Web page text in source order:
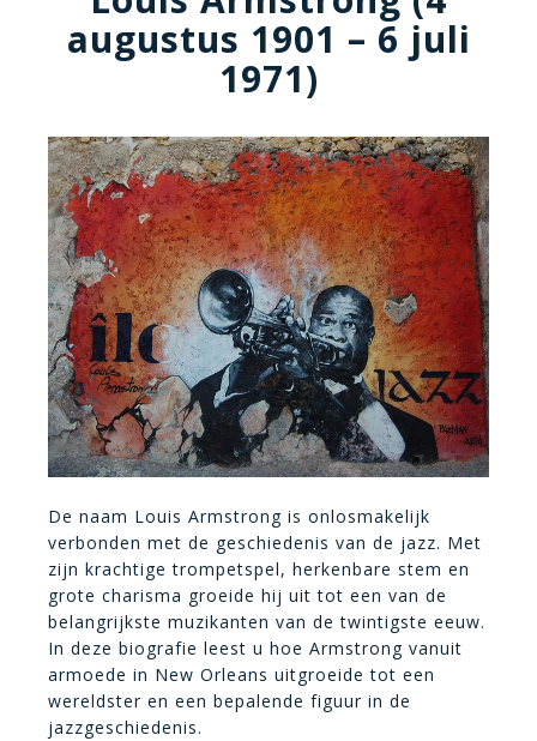
augustus 1901 – 6 juli
1971)
De naam Louis Armstrong is onlosmakelijk
verbonden met de geschiedenis van de jazz. Met
zijn krachtige trompetspel, herkenbare stem en
grote charisma groeide hij uit tot een van de
belangrijkste muzikanten van de twintigste eeuw.
In deze biografie leest u hoe Armstrong vanuit
armoede in New Orleans uitgroeide tot een
wereldster en een bepalende figuur in de
jazzgeschiedenis.